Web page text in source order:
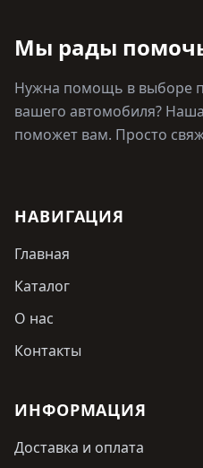
Мы рады
Нужна помощь в выборе
вашего автомобиля?
поможет вам. Просто
НАВИГАЦИЯ
Главная
Каталог
О нас
Контакты
ИНФОРМАЦИЯ
Доставка и оплата